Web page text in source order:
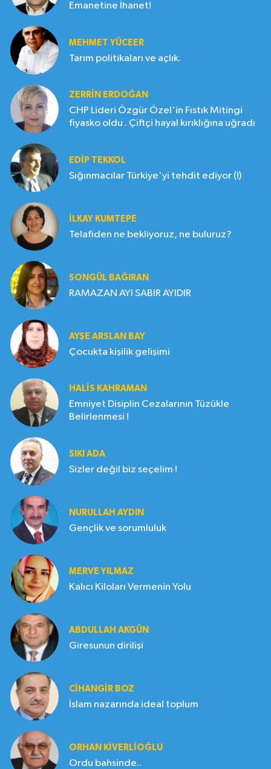
Emanetine İhanet!
MEHMET YÜCEER
Tarım politikaları ve açlık.
ZERRIN ERDOĞAN
CHP Lideri Özgür Özel'in Fıstık Mitingi
fiyasko oldu . Çiftçi hayal kırıklığına uğradı
EDIP TEKKOL
Sığınmacılar Türkiye'yi tehdit ediyor (!)
İLKAY KUMTEPE
Telafiden ne bekliyoruz, ne buluruz?
SONGÜL BAĞIRAN
RAMAZAN AYI SABIR AYIDIR
AYŞE ARSLAN BAY
Çocukta kişilik gelişimi
HALIS KAHRAMAN
Emniyet Disiplin Cezalarının Tüzükle
Belirlenmesi !
SIKI ADA
Sizler değil biz seçelim !
NURULLAH AYDIN
Gençlik ve sorumluluk
MERVE YILMAZ
Kalıcı Kiloları Vermenin Yolu
ABDULLAH AKGÜN
Giresunun dirilişi
CIHANGIR BOZ
İslam nazarında ideal toplum
ORHAN KIVERLIOĞLU
Ordu bahsinde..